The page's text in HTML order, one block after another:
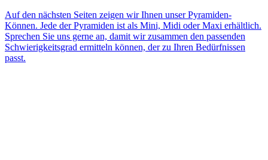
Auf den nächsten Seiten zeigen wir Ihnen unser Pyramiden-
Können. Jede der Pyramiden ist als Mini, Midi oder Maxi erhältlich.
Sprechen Sie uns gerne an, damit wir zusammen den passenden
Schwierigkeitsgrad ermitteln können, der zu Ihren Bedürfnissen
passt.